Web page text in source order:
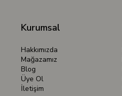
Kurumsal
Hakkımızda
Mağazamız
Blog
Üye Ol
İletişim